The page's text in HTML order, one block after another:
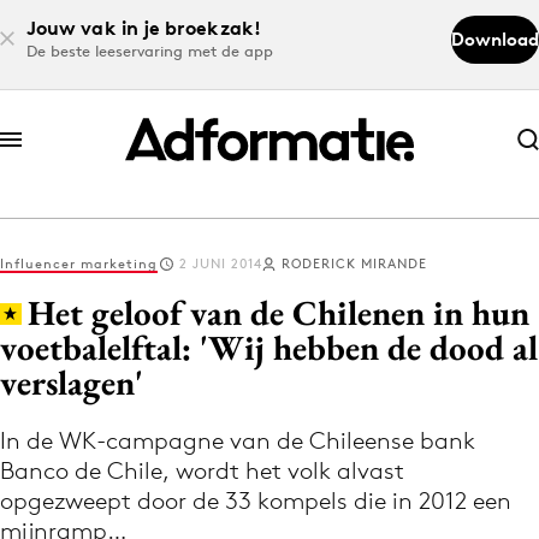
Jouw vak in je broekzak!
De beste leeservaring met de app
Download
Abonneer nu
Abonneer nu
Log in
Download de app
Volg het laatste nieuws via de Adformatie
Nieuws app
Influencer marketing 2 JUNI 2014 RODERICK MIRANDE
Het geloof van de Chilenen in hun
voetbalelftal: 'Wij hebben de dood al
verslagen'
In de WK-campagne van de Chileense bank
Banco de Chile, wordt het volk alvast
opgezweept door de 33 kompels die in 2012 een
mijnramp…